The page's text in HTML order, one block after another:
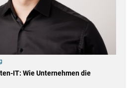
IT: Wie Unternehmen die